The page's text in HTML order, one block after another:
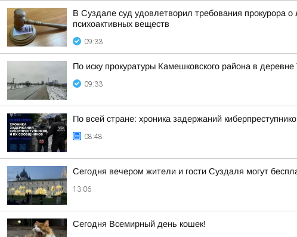
В Суздале суд удовлетворил требования прокурора
психоактивных веществ
09:33
По иску прокуратуры Камешковского района в
09:33
По всей стране: хроника задержаний
08:48
Сегодня вечером жители и гости Суздаля могут
13:06
Сегодня Всемирный день кошек!